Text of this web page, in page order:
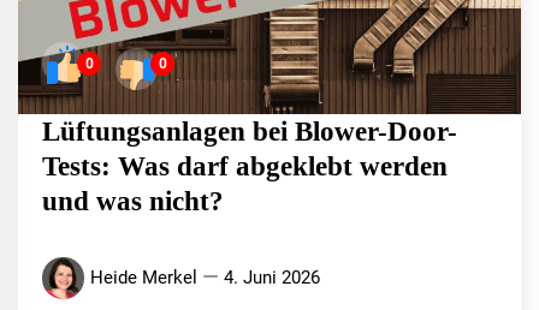
0 0
Lüftungsanlagen bei Blower-Door-
Tests: Was darf abgeklebt werden
und was nicht?
Heide Merkel 4. Juni 2026